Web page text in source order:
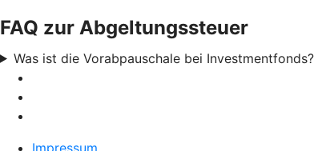
FAQ zur Abgeltungssteuer
Was ist die Vorabpauschale bei Investmentfonds?
Impressum